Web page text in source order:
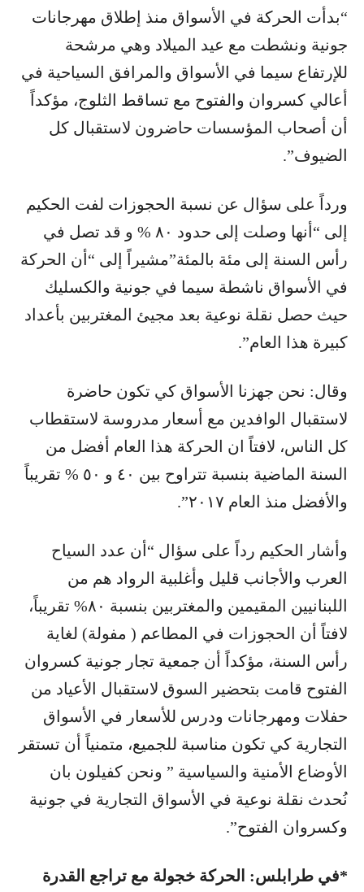
“بدأت الحركة في الأسواق منذ إطلاق مهرجانات
جونية ونشطت مع عيد الميلاد وهي مرشحة
للإرتفاع سيما في الأسواق والمرافق السياحية في
أعالي كسروان والفتوح مع تساقط الثلوج، مؤكداً
أن أصحاب المؤسسات حاضرون لاستقبال كل
الضيوف”.
ورداً على سؤال عن نسبة الحجوزات لفت الحكيم
إلى “أنها وصلت إلى حدود ٨٠ % و قد تصل في
رأس السنة إلى مئة بالمئة”مشيراً إلى “أن الحركة
في الأسواق ناشطة سيما في جونية والكسليك
حيث حصل نقلة نوعية بعد مجيئ المغتربين بأعداد
كبيرة هذا العام”.
وقال: نحن جهزنا الأسواق كي تكون حاضرة
لاستقبال الوافدين مع أسعار مدروسة لاستقطاب
كل الناس، لافتاً ان الحركة هذا العام أفضل من
السنة الماضية بنسبة تتراوح بين ٤٠ و ٥٠ % تقريباً
والأفضل منذ العام ٢٠١٧”.
وأشار الحكيم رداً على سؤال “أن عدد السياح
العرب والأجانب قليل وأغلبية الرواد هم من
اللبنانيين المقيمين والمغتربين بنسبة ٨٠% تقريباً،
لافتاً أن الحجوزات في المطاعم ( مفولة) لغاية
رأس السنة، مؤكداً أن جمعية تجار جونية كسروان
الفتوح قامت بتحضير السوق لاستقبال الأعياد من
حفلات ومهرجانات ودرس للأسعار في الأسواق
التجارية كي تكون مناسبة للجميع، متمنياً أن تستقر
الأوضاع الأمنية والسياسية ” ونحن كفيلون بان
نُحدث نقلة نوعية في الأسواق التجارية في جونية
وكسروان الفتوح”.
*في طرابلس: الحركة خجولة مع تراجع القدرة